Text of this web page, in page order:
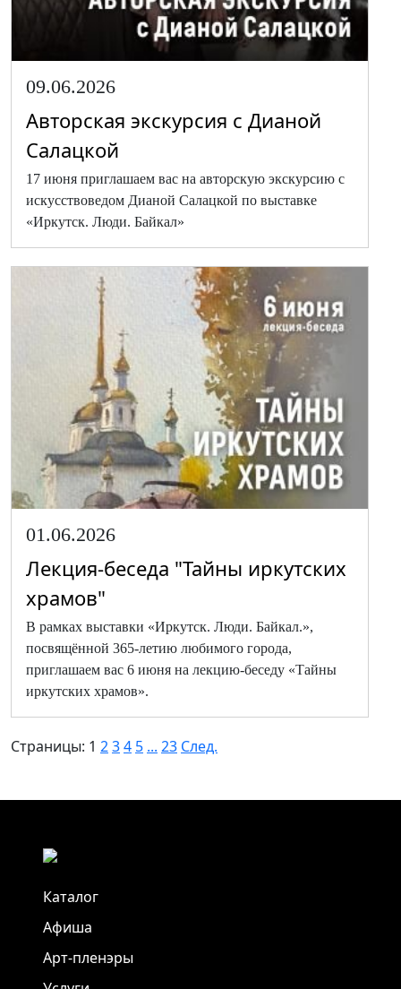
09.06.2026
Авторская экскурсия с Дианой
Салацкой
17 июня приглашаем вас на авторскую экскурсию с
искусствоведом Дианой Салацкой по выставке
«Иркутск. Люди. Байкал»
01.06.2026
Лекция-беседа "Тайны иркутских
храмов"
В рамках выставки «Иркутск. Люди. Байкал.»,
посвящённой 365-летию любимого города,
приглашаем вас 6 июня на лекцию-беседу «Тайны
иркутских храмов».
Страницы: 1 234 5 ... 23 След.
Каталог
Афиша
Арт-пленэры